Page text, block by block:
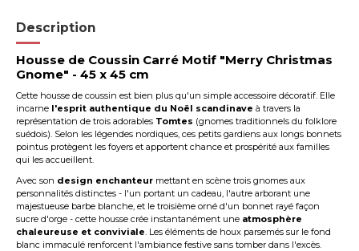
Description
Housse de Coussin Carré Motif "Merry Christmas
Gnome" - 45 x 45 cm
Cette housse de coussin est bien plus qu'un simple accessoire décoratif. Elle
incarne l'esprit authentique du Noël scandinave à travers la
représentation de trois adorables Tomtes (gnomes traditionnels du folklore
suédois). Selon les légendes nordiques, ces petits gardiens aux longs bonnets
pointus protègent les foyers et apportent chance et prospérité aux familles
qui les accueillent.
Avec son design enchanteur mettant en scène trois gnomes aux
personnalités distinctes - l'un portant un cadeau, l'autre arborant une
majestueuse barbe blanche, et le troisième orné d'un bonnet rayé façon
sucre d'orge - cette housse crée instantanément une atmosphère
chaleureuse et conviviale. Les éléments de houx parsemés sur le fond
blanc immaculé renforcent l'ambiance festive sans tomber dans l'excès.